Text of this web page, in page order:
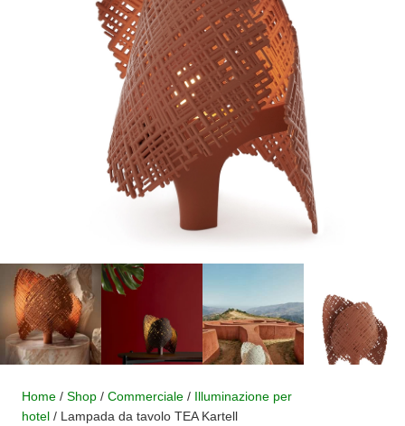
Home / Shop / Commerciale / Illuminazione per
hotel / Lampada da tavolo TEA Kartell